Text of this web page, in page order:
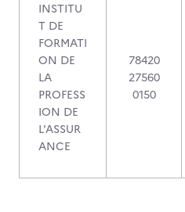
INSTITU
T DE
FORMATI
ON DE
LA
PROFESS
ION DE
L'ASSUR
ANCE
78420
27560
0150